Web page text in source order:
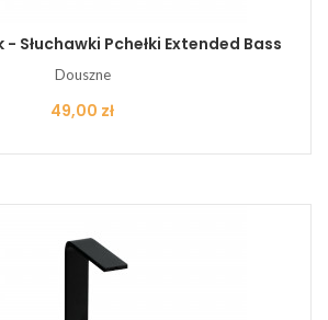
- Słuchawki Pchełki Extended Bass
Douszne
Cena
49,00 zł